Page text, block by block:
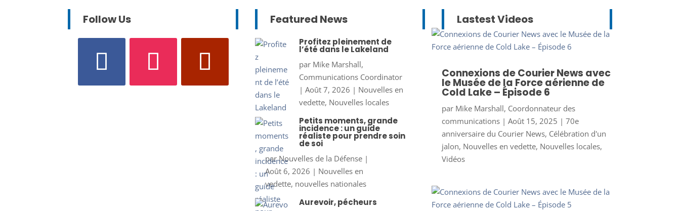
Follow Us Featured News
Profitez pleinement de
l’été dans le Lakeland
par Mike Marshall,
Communications Coordinator
| Août 7, 2026 | Nouvelles en
vedette, Nouvelles locales
Petits moments, grande
incidence : un guide
réaliste pour prendre soin
de soi
parNouvelles de la Défense|
Août 6, 2026 | Nouvelles en
vedette, nouvelles nationales
Aurevoir, pécheurs
Lastest Videos
Connexions de Courier News avec
le Musée de la Force aérienne de
Cold Lake – Épisode 6
par Mike Marshall, Coordonnateur des
communications| Août 15, 2025 | 70e
anniversaire du Courier News, Célébration d'un
jalon, Nouvelles en vedette, Nouvelles locales,
Vidéos